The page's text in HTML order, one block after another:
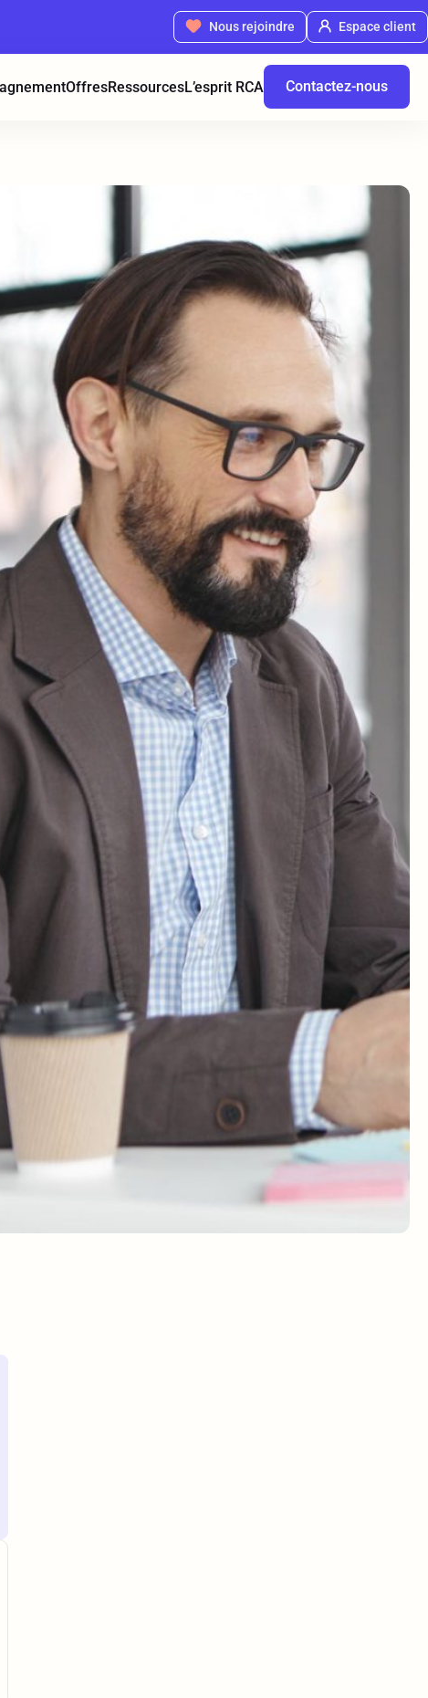
Nous rejoindre Espace client
OffresRessourcesL’esprit RCA Contactez-nous